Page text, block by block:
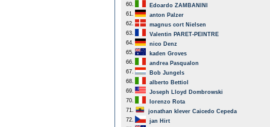
60.
Edoardo ZAMBANINI
61.
anton Palzer
62.
magnus cort Nielsen
63.
Valentin PARET-PEINTRE
64.
nico Denz
65.
kaden Groves
66.
andrea Pasqualon
67.
Bob Jungels
68.
alberto Bettiol
69.
Joseph Lloyd Dombrowski
70.
lorenzo Rota
71.
jonathan klever Caicedo Cepeda
72.
jan Hirt